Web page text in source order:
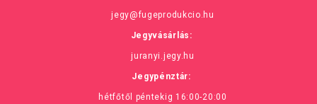
jegy@fugeprodukcio.hu
Jegyvásárlás:
juranyi.jegy.hu
Jegypénztár:
hétfőtől péntekig 16:00-20:00